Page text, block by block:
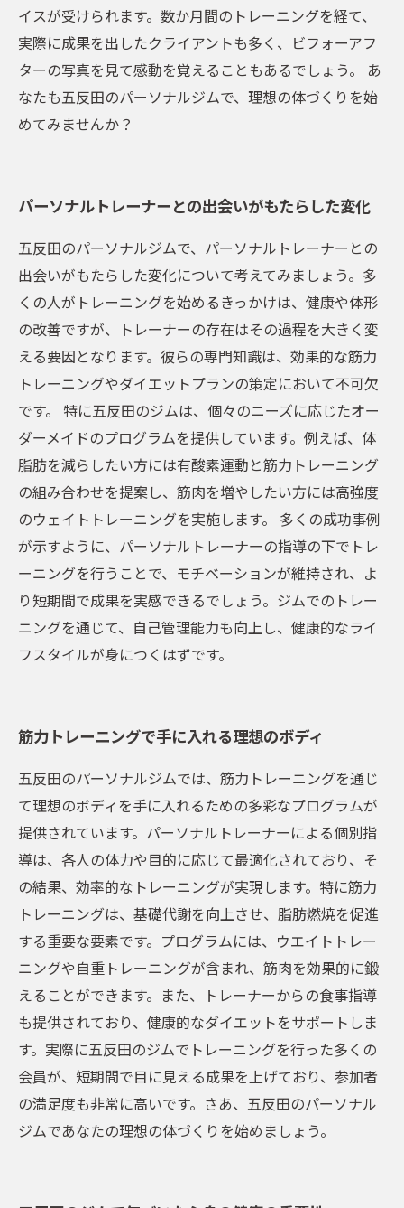
イスが受けられます。数か月間のトレーニングを経て、
実際に成果を出したクライアントも多く、ビフォーアフ
ターの写真を見て感動を覚えることもあるでしょう。 あ
なたも五反田のパーソナルジムで、理想の体づくりを始
めてみませんか？
パーソナルトレーナーとの出会いがもたらした変化
五反田のパーソナルジムで、パーソナルトレーナーとの
出会いがもたらした変化について考えてみましょう。多
くの人がトレーニングを始めるきっかけは、健康や体形
の改善ですが、トレーナーの存在はその過程を大きく変
える要因となります。彼らの専門知識は、効果的な筋力
トレーニングやダイエットプランの策定において不可欠
です。 特に五反田のジムは、個々のニーズに応じたオー
ダーメイドのプログラムを提供しています。例えば、体
脂肪を減らしたい方には有酸素運動と筋力トレーニング
の組み合わせを提案し、筋肉を増やしたい方には高強度
のウェイトトレーニングを実施します。 多くの成功事例
が示すように、パーソナルトレーナーの指導の下でトレ
ーニングを行うことで、モチベーションが維持され、よ
り短期間で成果を実感できるでしょう。ジムでのトレー
ニングを通じて、自己管理能力も向上し、健康的なライ
フスタイルが身につくはずです。
筋力トレーニングで手に入れる理想のボディ
五反田のパーソナルジムでは、筋力トレーニングを通じ
て理想のボディを手に入れるための多彩なプログラムが
提供されています。パーソナルトレーナーによる個別指
導は、各人の体力や目的に応じて最適化されており、そ
の結果、効率的なトレーニングが実現します。特に筋力
トレーニングは、基礎代謝を向上させ、脂肪燃焼を促進
する重要な要素です。プログラムには、ウエイトトレー
ニングや自重トレーニングが含まれ、筋肉を効果的に鍛
えることができます。また、トレーナーからの食事指導
も提供されており、健康的なダイエットをサポートしま
す。実際に五反田のジムでトレーニングを行った多くの
会員が、短期間で目に見える成果を上げており、参加者
の満足度も非常に高いです。さあ、五反田のパーソナル
ジムであなたの理想の体づくりを始めましょう。